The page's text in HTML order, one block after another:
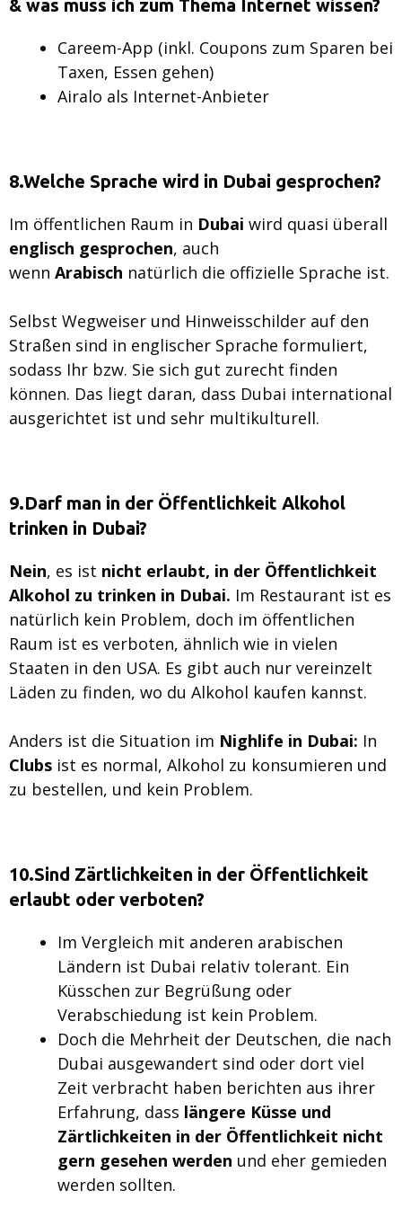
& was muss ich zum Thema Internet wissen?
Careem-App (inkl. Coupons zum Sparen bei
Taxen, Essen gehen)
Airalo als Internet-Anbieter
8.Welche Sprache wird in Dubai gesprochen?
Im öffentlichen Raum in Dubai wird quasi überall
englisch gesprochen, auch
wenn Arabisch natürlich die offizielle Sprache ist.
Selbst Wegweiser und Hinweisschilder auf den
Straßen sind in englischer Sprache formuliert,
sodass Ihr bzw. Sie sich gut zurecht finden
können. Das liegt daran, dass Dubai international
ausgerichtet ist und sehr multikulturell.
9.Darf man in der Öffentlichkeit Alkohol
trinken in Dubai?
Nein, es ist nicht erlaubt, in der Öffentlichkeit
Alkohol zu trinken in Dubai. Im Restaurant ist es
natürlich kein Problem, doch im öffentlichen
Raum ist es verboten, ähnlich wie in vielen
Staaten in den USA. Es gibt auch nur vereinzelt
Läden zu finden, wo du Alkohol kaufen kannst.
Anders ist die Situation im Nighlife in Dubai: In
Clubs ist es normal, Alkohol zu konsumieren und
zu bestellen, und kein Problem.
10.Sind Zärtlichkeiten in der Öffentlichkeit
erlaubt oder verboten?
Im Vergleich mit anderen arabischen
Ländern ist Dubai relativ tolerant. Ein
Küsschen zur Begrüßung oder
Verabschiedung ist kein Problem.
Doch die Mehrheit der Deutschen, die nach
Dubai ausgewandert sind oder dort viel
Zeit verbracht haben berichten aus ihrer
Erfahrung, dass längere Küsse und
Zärtlichkeiten in der Öffentlichkeit nicht
gern gesehen werden und eher gemieden
werden sollten.